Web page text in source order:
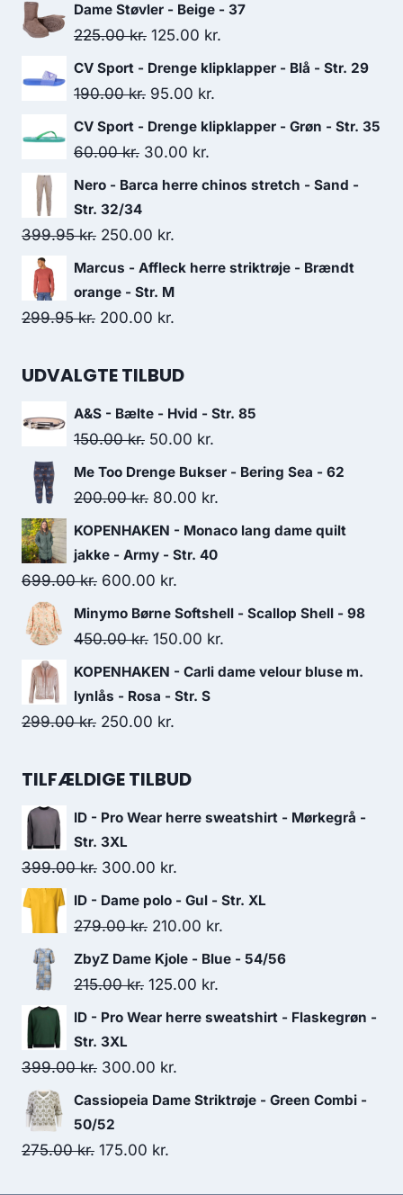
Dame Støvler - Beige - 37
225.00kr. Original
price
was:
125.00 kr.
price
CV Sport - Drenge klipklapper - Blå - Str. 29
190.00kr. Original
price
was:
95.00 kr.
price
CV Sport - Drenge klipklapper - Grøn - Str. 35
60.00kr. Original
price
60.00 kr..
30.00 kr.
price
Nero - Barca herre chinos stretch - Sand -
Str. 32/34
399.95kr. Original
price
was:
399.95 kr..
250.00 kr.
price
is:
Marcus - Affleck herre striktrøje - Brændt
orange - Str. M
299.95kr. Original
was:
200.00 kr.
is:
UDVALGTE TILBUD
A&S - Bælte - Hvid - Str. 85
150.00kr. Original
price
was:
50.00 kr.
price
is:
Me Too Drenge Bukser - Bering Sea - 62
200.00kr. Original
price
was:
200.00 kr..
80.00 kr.
price
KOPENHAKEN - Monaco lang dame quilt
jakke - Army - Str. 40
699.00kr. Original
price
was:
600.00 kr.
price
is:
Minymo Børne Softshell - Scallop Shell - 98
450.00kr. Original
price
was:
450.00 kr..
150.00 kr.
price
KOPENHAKEN - Carli dame velour bluse m.
lynlås - Rosa - Str. S
299.00kr. Original
was:
250.00 kr.
is:
TILFÆLDIGE TILBUD
ID - Pro Wear herre sweatshirt - Mørkegrå -
Str. 3XL
399.00kr. Original
price
was:
300.00 kr.
price
is:
ID - Dame polo - Gul - Str. XL
279.00kr. Original
price
was:
210.00 kr.
price
ZbyZ Dame Kjole - Blue - 54/56
215.00kr. Original
price
215.00 kr..
125.00 kr.
price
ID - Pro Wear herre sweatshirt - Flaskegrøn -
Str. 3XL
399.00kr. Original
price
was:
399.00 kr..
300.00 kr.
price
Cassiopeia Dame Striktrøje - Green Combi -
50/52
275.00kr. Original
175.00 kr.